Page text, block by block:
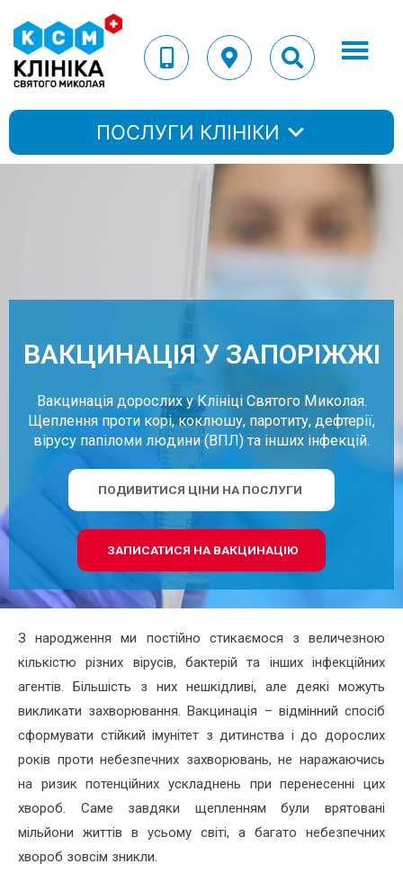
ПОСЛУГИ КЛІНІКИ
ВАКЦИНАЦІЯ У ЗАПОРІЖЖІ
Вакцинація дорослих у Клініці Святого Миколая.
Щеплення проти корі, коклюшу, паротиту, дефтерії,
вірусу папіломи людини (ВПЛ) та інших інфекцій.
ПОДИВИТИСЯ ЦІНИ НА ПОСЛУГИ
ЗАПИСАТИСЯ НА ВАКЦИНАЦІЮ
З народження ми постійно стикаємося з величезною
кількістю різних вірусів, бактерій та інших інфекційних
агентів. Більшість з них нешкідливі, але деякі можуть
викликати захворювання. Вакцинація – відмінний спосіб
сформувати стійкий імунітет з дитинства і до дорослих
років проти небезпечних захворювань, не наражаючись
на ризик потенційних ускладнень при перенесенні цих
хвороб. Саме завдяки щепленням були врятовані
мільйони життів в усьому світі, а багато небезпечних
хвороб зовсім зникли.